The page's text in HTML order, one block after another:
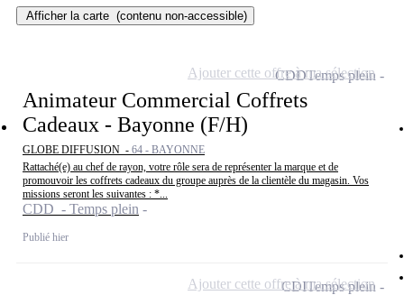
Afficher la carte (contenu non-accessible)
Animateur Commercial Coffrets
Cadeaux - Bayonne (F/H)
GLOBE DIFFUSION - 64 - BAYONNE
Rattaché(e) au chef de rayon, votre rôle sera de représenter la marque et de
promouvoir les coffrets cadeaux du groupe auprès de la clientèle du magasin. Vos
missions seront les suivantes : *...
CDD - Temps plein
Publié hier
CDDTemps plein
Ajouter cette offre à ma sélection
CDITemps plein
Ajouter cette offre à ma sélection